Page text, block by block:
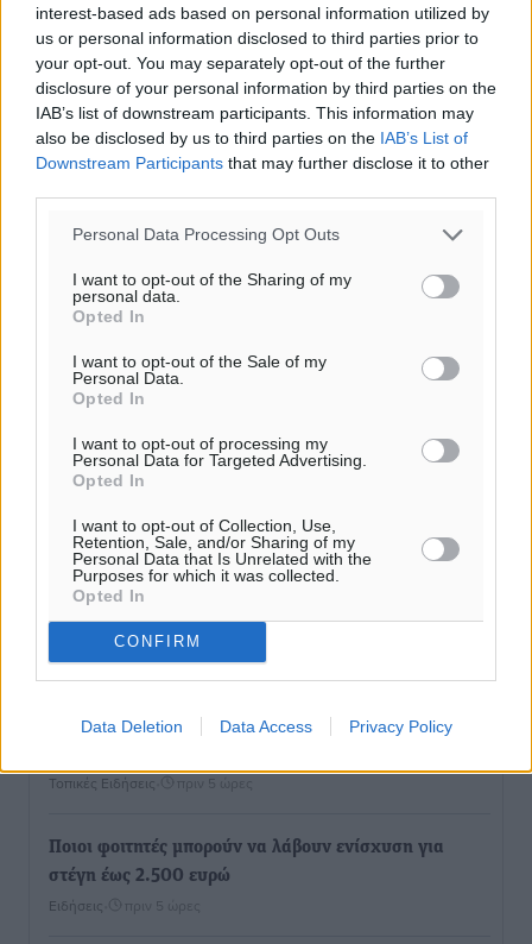
interest-based ads based on personal information utilized by
us or personal information disclosed to third parties prior to
your opt-out. You may separately opt-out of the further
disclosure of your personal information by third parties on the
IAB’s list of downstream participants. This information may
also be disclosed by us to third parties on the IAB’s List of
Downstream Participants that may further disclose it to other
Personal Data Processing Opt Outs
I want to opt-out of the Sharing of my
personal data.
Opted In
I want to opt-out of the Sale of my
Personal Data.
Opted In
I want to opt-out of processing my
Personal Data for Targeted Advertising.
Opted In
I want to opt-out of Collection, Use,
Retention, Sale, and/or Sharing of my
Personal Data that Is Unrelated with the
Purposes for which it was collected.
Opted In
CONFIRM
Data Deletion Data Access Privacy Policy
Ροή ειδήσεων
αναχωρούν από Πειραιά, Ραφήνα και Λαύριο
Ειδήσεις• πριν 4 ώρες
Τι αλλάζει το χωροταξικό στις τουριστικές επενδύσεις
Τοπικές Ειδήσεις• πριν 5 ώρες
ΥΠΑΑΤ: 12,5 εκατ. ευρώ στις 13 Περιφέρειες για μέτρα
Τοπικές Ειδήσεις πριν 5 ώρες
Ποιοι φοιτητές μπορούν να λάβουν ενίσχυση για
στέγη έως 2.500 ευρώ
Ειδήσεις πριν 5 ώρες